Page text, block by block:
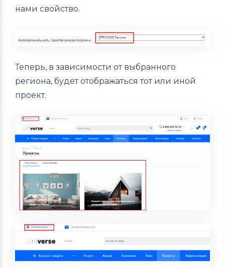
нами свойство.
Теперь, в зависимости от выбранного
региона, будет отображаться тот или иной
проект.